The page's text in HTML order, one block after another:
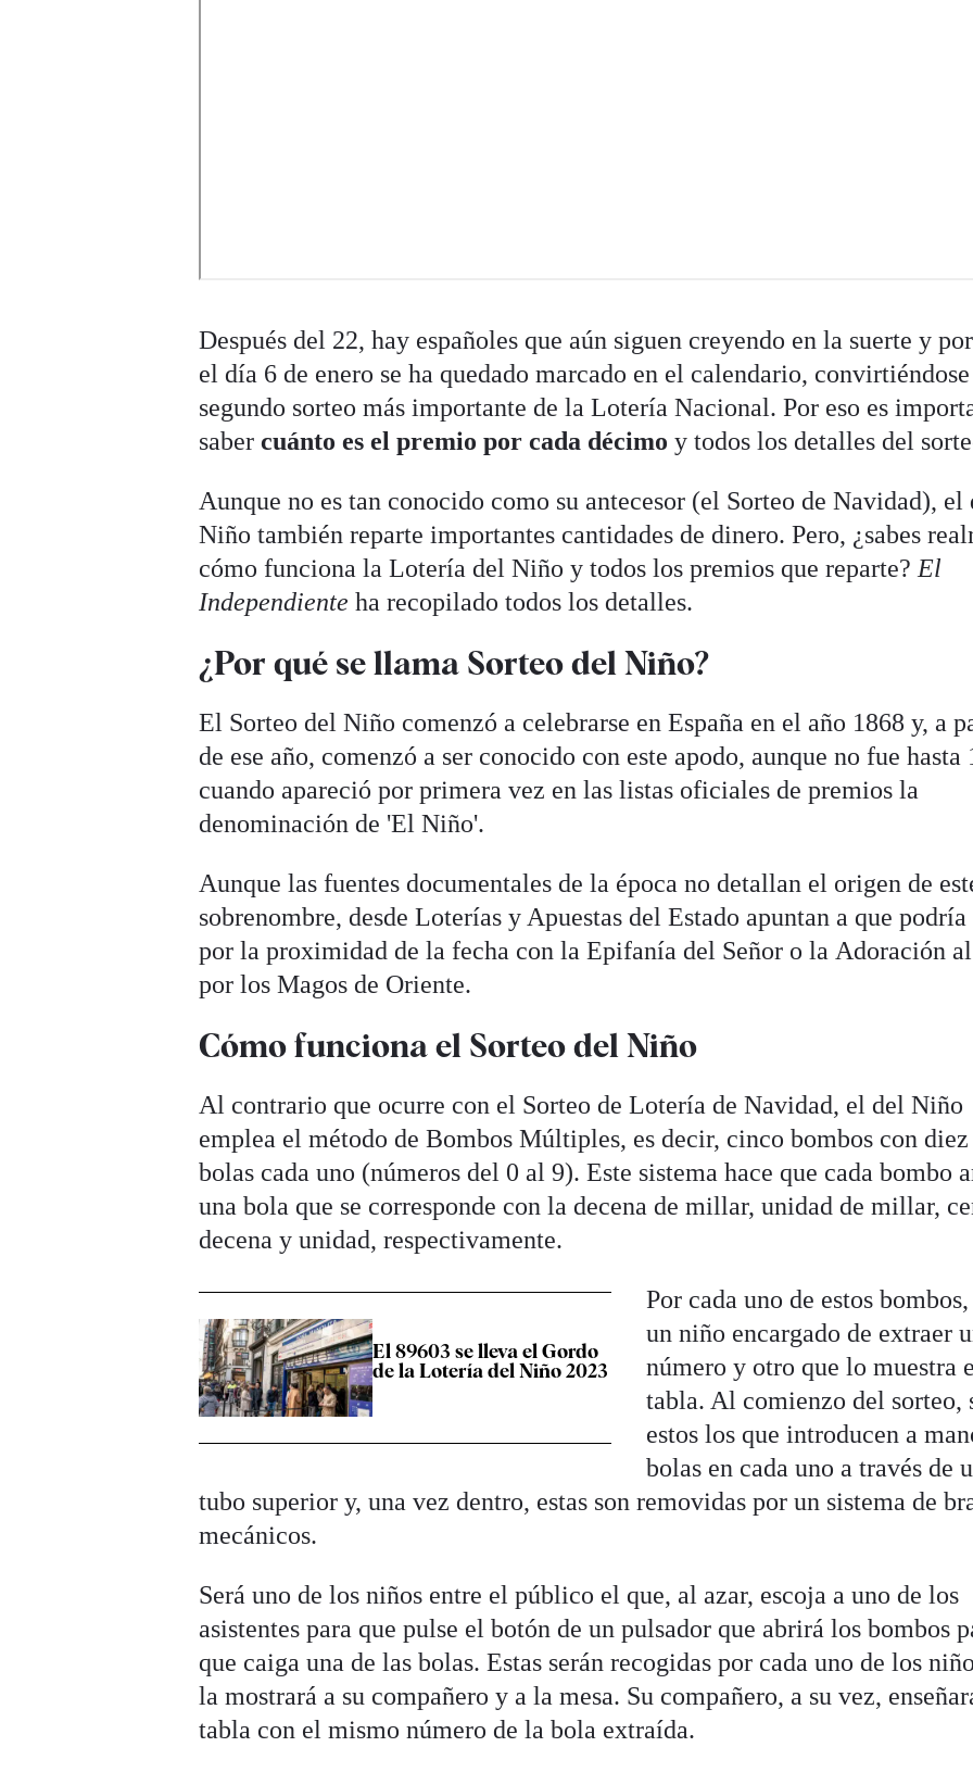
Después del 22, hay españoles que aún siguen creyendo en la suerte y
el día 6 de enero se ha quedado marcado en el calendario,
segundo sorteo más importante de la Lotería Nacional. Por eso es
sabercuánto es el premio por cada décimo y todos los detalles del
Aunque no es tan conocido como su antecesor (el Sorteo de Navidad), el
Niño también reparte importantes cantidades de dinero. Pero, ¿sabes
cómo funciona la Lotería del Niño y todos los premios que reparte? El
Independiente ha recopilado todos los detalles.
¿Por qué se llama Sorteo del Niño?
El Sorteo del Niño comenzó a celebrarse en España en el año 1868 y, a
de ese año, comenzó a ser conocido con este apodo, aunque no fue hasta
cuando apareció por primera vez en las listas oficiales de premios la
denominación de 'El Niño'.
Aunque las fuentes documentales de la época no detallan el origen de
sobrenombre, desde Loterías y Apuestas del Estado apuntan a que
por la proximidad de la fecha con la Epifanía del Señor o la Adoración
por los Magos de Oriente.
Cómo funciona el Sorteo del Niño
Al contrario que ocurre con el Sorteo de Lotería de Navidad, el del Niño
emplea el método de Bombos Múltiples, es decir, cinco bombos con diez
bolas cada uno (números del 0 al 9). Este sistema hace que cada bombo
una bola que se corresponde con la decena de millar, unidad de millar,
decena y unidad, respectivamente.
El 89603 se lleva el Gordo
de la Lotería del Niño 2023
Por cada uno de estos
un niño encargado de extraer
número y otro que lo muestra
tabla. Al comienzo del sorteo,
estos los que introducen a
bolas en cada uno a través de
tubo superior y, una vez dentro, estas son removidas por un sistema de
mecánicos.
Será uno de los niños entre el público el que, al azar, escoja a uno de los
asistentes para que pulse el botón de un pulsador que abrirá los bombos
que caiga una de las bolas. Estas serán recogidas por cada uno de los
la mostrará a su compañero y a la mesa. Su compañero, a su vez,
tabla con el mismo número de la bola extraída.